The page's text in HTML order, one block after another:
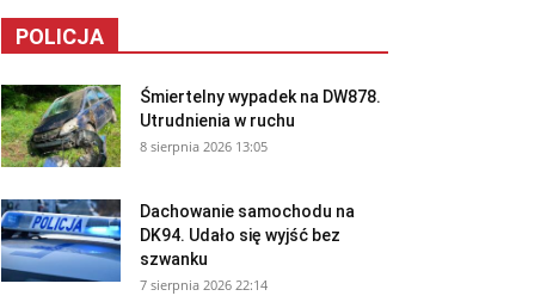
POLICJA
Śmiertelny wypadek na DW878.
Utrudnienia w ruchu
8 sierpnia 2026 13:05
Dachowanie samochodu na
DK94. Udało się wyjść bez
szwanku
7 sierpnia 2026 22:14